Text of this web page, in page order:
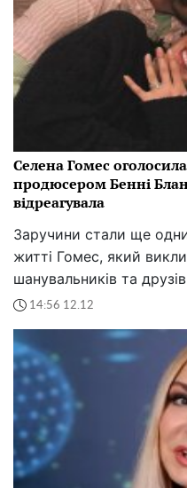
Селена Гомес
продюсером Бенні
відреагувала
Заручини стали ще
житті Гомес, який
шанувальників та друзів
14:56 12.12